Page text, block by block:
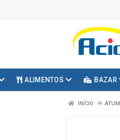
ALIMENTOS BAZAR
INÍCIO ATUM